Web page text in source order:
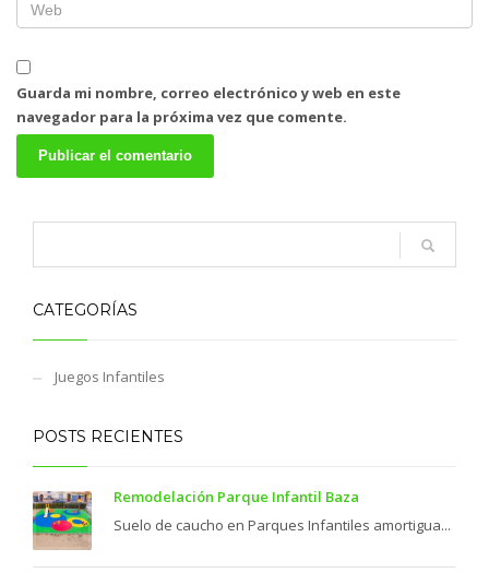
Guarda mi nombre, correo electrónico y web en este
navegador para la próxima vez que comente.
CATEGORÍAS
Juegos Infantiles
POSTS RECIENTES
Remodelación Parque Infantil Baza
Suelo de caucho en Parques Infantiles amortigua...